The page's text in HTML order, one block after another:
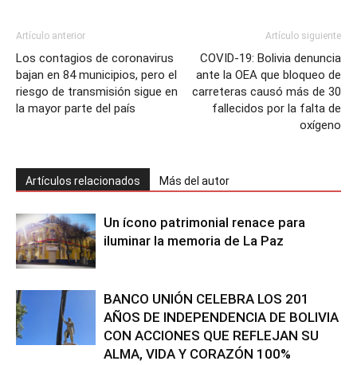
Artículo anterior
Los contagios de coronavirus
bajan en 84 municipios, pero el
riesgo de transmisión sigue en
la mayor parte del país
Artículo siguiente
COVID-19: Bolivia denuncia
ante la OEA que bloqueo de
carreteras causó más de 30
fallecidos por la falta de
oxígeno
Artículos relacionados Más del autor
Un ícono patrimonial renace para
iluminar la memoria de La Paz
BANCO UNIÓN CELEBRA LOS 201
AÑOS DE INDEPENDENCIA DE BOLIVIA
CON ACCIONES QUE REFLEJAN SU
ALMA, VIDA Y CORAZÓN 100%